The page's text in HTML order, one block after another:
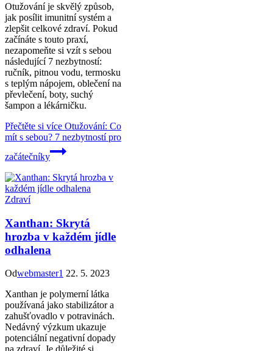
Otužování je skvělý způsob,
jak posílit imunitní systém a
zlepšit celkové zdraví. Pokud
začínáte s touto praxí,
nezapomeňte si vzít s sebou
následující 7 nezbytností:
ručník, pitnou vodu, termosku
s teplým nápojem, oblečení na
převlečení, boty, suchý
šampon a lékárničku.
Přečtěte si více Otužování: Co
mít s sebou? 7 nezbytností pro
začátečníky
Zdraví
Xanthan: Skrytá
hrozba v každém jídle
odhalena
Odwebmaster1 22. 5. 2023
Xanthan je polymerní látka
používaná jako stabilizátor a
zahušťovadlo v potravinách.
Nedávný výzkum ukazuje
potenciální negativní dopady